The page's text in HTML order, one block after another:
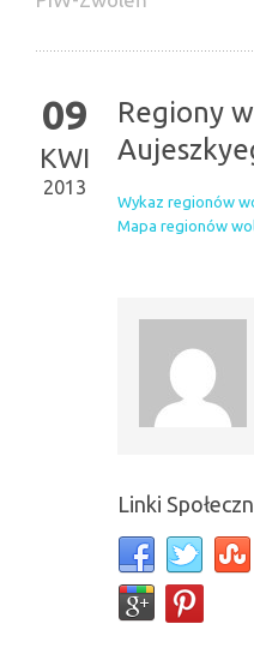
09
KWI
2013
Regiony
Wykaz regionów
Mapa regionów
Linki